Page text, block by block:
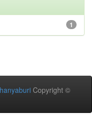
1
Copyright ©